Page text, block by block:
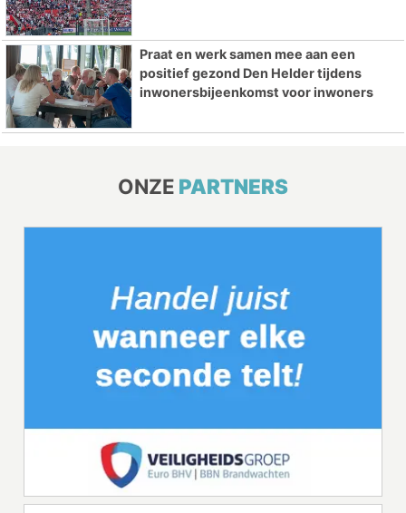
Praat en werk samen mee aan een
positief gezond Den Helder tijdens
inwonersbijeenkomst voor inwoners
ONZE PARTNERS